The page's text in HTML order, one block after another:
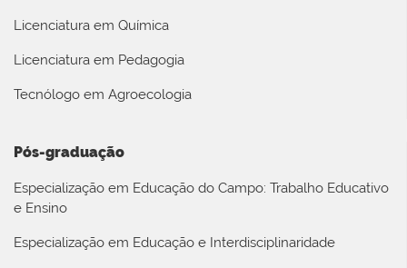
Licenciatura em Química
Licenciatura em Pedagogia
Tecnólogo em Agroecologia
Pós-graduação
Especialização em Educação do Campo: Trabalho Educativo
e Ensino
Especialização em Educação e Interdisciplinaridade